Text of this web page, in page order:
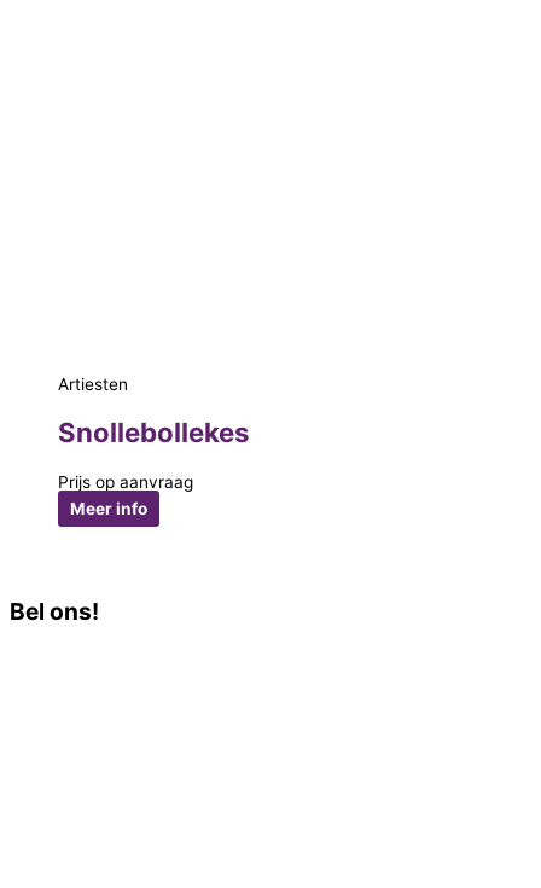
Artiesten
Snollebollekes
Prijs op aanvraag
Meer info
Bel ons!